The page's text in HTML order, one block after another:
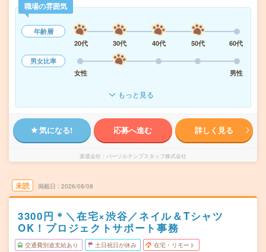
職場の雰囲気
年齢層
20代
30代 40代 50代
60代
男女比率
女性
男性
もっと見る
気になる! 応募へ進む 詳しく見る
派遣会社 パーソルテンプスタッフ株式会社
未読 掲載日 2026/08/08
3300円＊＼在宅×渋谷／ネイル＆Tシャツ
OK！プロジェクトサポート事務
交通費別途支給あり 土日祝日が休み 在宅・リモート